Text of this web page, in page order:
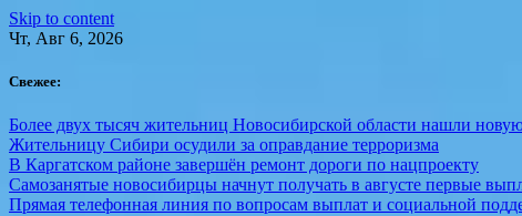
Skip to content
Чт, Авг 6, 2026
Свежее:
Более двух тысяч жительниц Новосибирской области нашли
Жительницу Сибири осудили за оправдание терроризма
В Каргатском районе завершён ремонт дороги по нацпроекту
Самозанятые новосибирцы начнут получать в августе первые
Прямая телефонная линия по вопросам выплат и социальной